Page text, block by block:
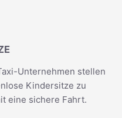
Unternehmen stellen
Kindersitze zu
eine sichere Fahrt.